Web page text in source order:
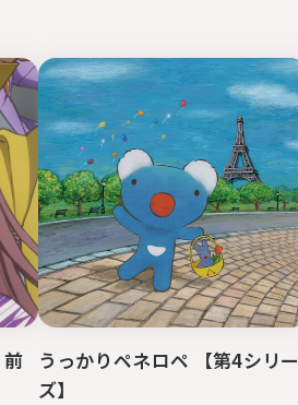
社案内
うっかりペネロペ 【第4シリー
ズ】